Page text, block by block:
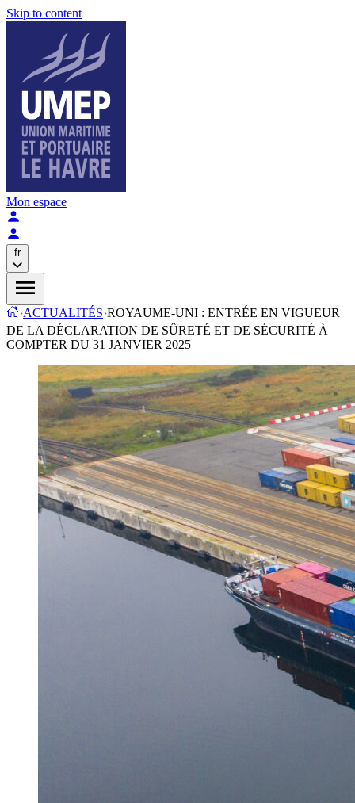
Skip to content
Mon espace
fr
›ACTUALITÉS›ROYAUME-UNI : ENTRÉE EN VIGUEUR
DE LA DÉCLARATION DE SÛRETÉ ET DE SÉCURITÉ À
COMPTER DU 31 JANVIER 2025